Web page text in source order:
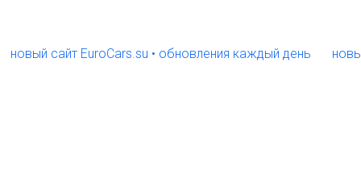
сайт EuroCars.su • обновления каждый день новый